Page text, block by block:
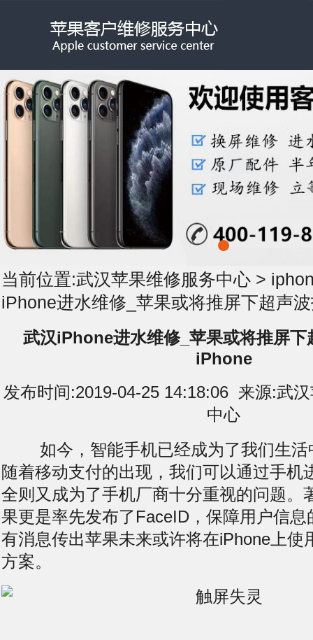
当前位置:武汉苹果维修服务中心 >
iPhone进水维修_苹果或将推屏下超声
武汉iPhone进水维修_苹果或将推屏下
iPhone
发布时间:2019-04-25 14:18:06 来源:武
中心
如今，智能手机已经成为了我们生活
随着移动支付的出现，我们可以通过手机
全则又成为了手机厂商十分重视的问题。
果更是率先发布了FaceID，保障用户信
有消息传出苹果未来或许将在iPhone上使
方案。